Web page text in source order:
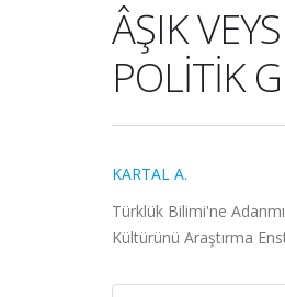
ÂŞIK
POLİTİK
KARTAL A.
Türklük Bilimi'ne
Kültürünü Araştırma